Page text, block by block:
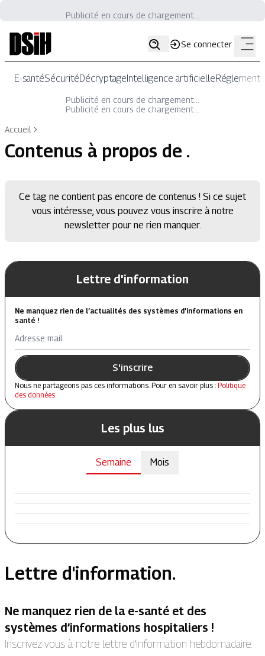
Publicité en cours de chargement...
Se connecter
E-santéSécuritéDécryptageIntelligence artificielle
Publicité en cours de chargement...
Publicité en cours de chargement...
Accueil
Contenus à propos de .
Ce tag ne contient pas encore de contenus ! Si ce sujet
vous intéresse, vous pouvez vous inscrire à notre
newsletter pour ne rien manquer.
Lettre d'information
Ne manquez rien de l’actualités des systèmes d’informations en
santé !
Adresse mail
S'inscrire
Nous ne partageons pas ces informations. Pour en savoir plus : Politique
des données
Les plus lus
Semaine Mois
Lettre d'information.
Ne manquez rien de la e-santé et des
systèmes d’informations hospitaliers !
Inscrivez-vous à notre lettre d’information hebdomadaire.